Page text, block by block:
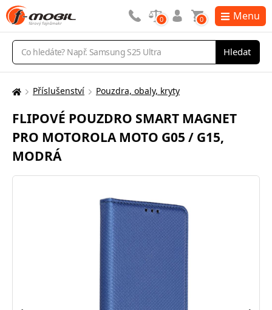
Vyhledávání
Hledat
0 0 Menu
Zde
nacházíte:
Příslušenství Pouzdra, obaly, kryty
FLIPOVÉ POUZDRO SMART MAGNET
PRO MOTOROLA MOTO G05 / G15,
MODRÁ